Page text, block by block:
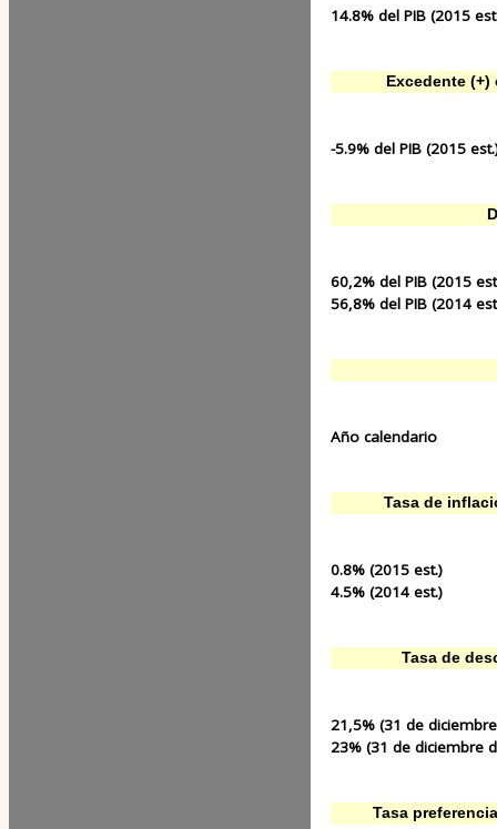
14.8% del PIB (2015
Excedente
-5.9% del PIB (2015
60,2% del PIB (2015
56,8% del PIB (2014
Año calendario
Tasa de
0.8% (2015 est.)
4.5% (2014 est.)
Tasa de
21,5% (31 de
23% (31 de diciembre
Tasa